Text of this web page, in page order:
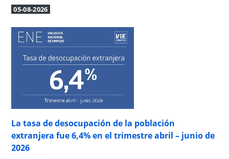
05-08-2026
La tasa de desocupación de la población
extranjera fue 6,4% en el trimestre abril – junio de
2026